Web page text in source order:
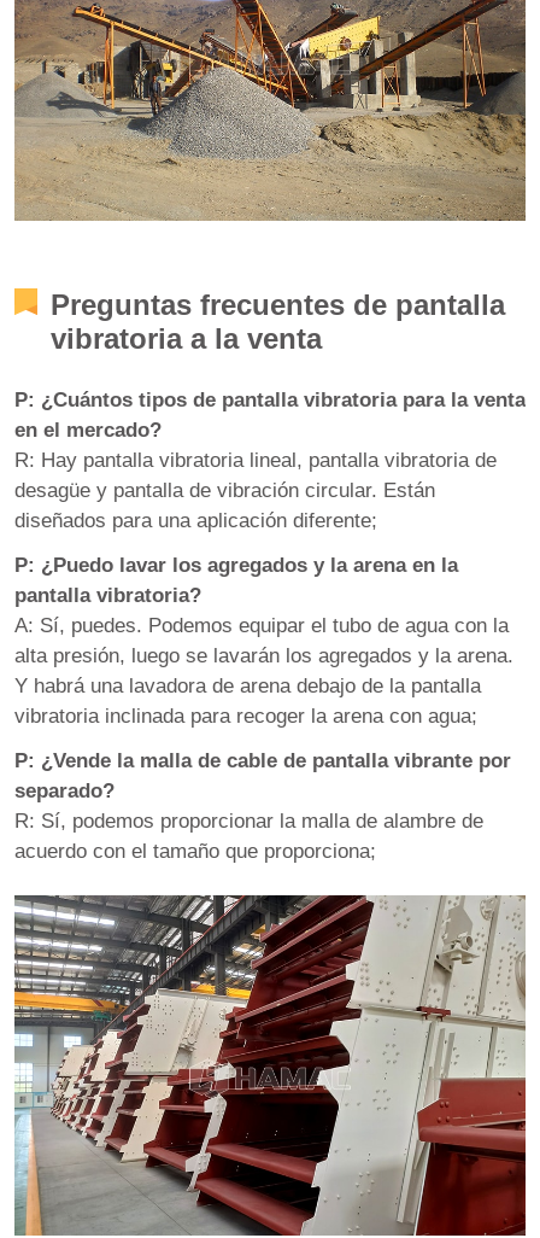
Preguntas frecuentes de pantalla
vibratoria a la venta
P: ¿Cuántos tipos de pantalla vibratoria para la venta
en el mercado?
R: Hay pantalla vibratoria lineal, pantalla vibratoria de
desagüe y pantalla de vibración circular. Están
diseñados para una aplicación diferente;
P: ¿Puedo lavar los agregados y la arena en la
pantalla vibratoria?
A: Sí, puedes. Podemos equipar el tubo de agua con la
alta presión, luego se lavarán los agregados y la arena.
Y habrá una lavadora de arena debajo de la pantalla
vibratoria inclinada para recoger la arena con agua;
P: ¿Vende la malla de cable de pantalla vibrante por
separado?
R: Sí, podemos proporcionar la malla de alambre de
acuerdo con el tamaño que proporciona;